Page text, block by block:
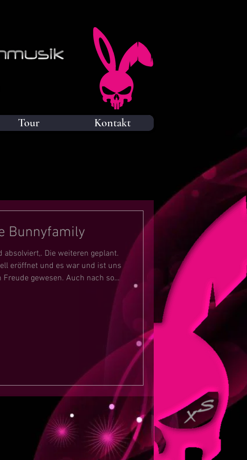
Tour Kontakt
Bunnyfamily
Die weiteren geplant.
eröffnet und es war und ist uns
gewesen. Auch nach so
euch und für euch zu feiern zu